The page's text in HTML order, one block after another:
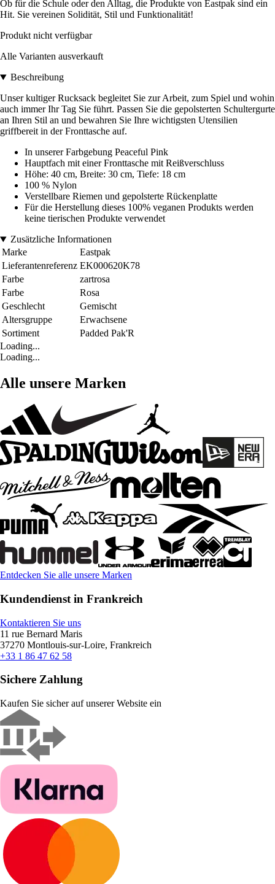
Ob für die Schule oder den Alltag, die Produkte von Eastpak sind ein
Hit. Sie vereinen Solidität, Stil und Funktionalität!
Produkt nicht verfügbar
Alle Varianten ausverkauft
Beschreibung
Unser kultiger Rucksack begleitet Sie zur Arbeit, zum Spiel und wohin
auch immer Ihr Tag Sie führt. Passen Sie die gepolsterten Schultergurte
an Ihren Stil an und bewahren Sie Ihre wichtigsten Utensilien
griffbereit in der Fronttasche auf.
In unserer Farbgebung Peaceful Pink
Hauptfach mit einer Fronttasche mit Reißverschluss
Höhe: 40 cm, Breite: 30 cm, Tiefe: 18 cm
100 % Nylon
Verstellbare Riemen und gepolsterte Rückenplatte
Für die Herstellung dieses 100% veganen Produkts werden
keine tierischen Produkte verwendet
Zusätzliche Informationen
Marke
Eastpak
Lieferantenreferenz EK000620K78
Farbe
zartrosa
Farbe
Rosa
Geschlecht
Gemischt
Altersgruppe
Erwachsene
Sortiment
Padded Pak'R
Loading...
Loading...
Alle unsere Marken
Entdecken Sie alle unsere Marken
Kundendienst in Frankreich
Kontaktieren Sie uns
11 rue Bernard Maris
37270 Montlouis-sur-Loire, Frankreich
+33 1 86 47 62 58
Sichere Zahlung
Kaufen Sie sicher auf unserer Website ein